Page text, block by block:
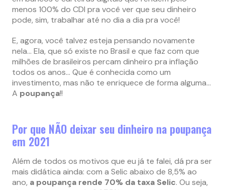
menos 100% do CDI pra você ver que seu dinheiro
pode, sim, trabalhar até no dia a dia pra você!
E, agora, você talvez esteja pensando novamente
nela… Ela, que só existe no Brasil e que faz com que
milhões de brasileiros percam dinheiro pra inflação
todos os anos… Que é conhecida como um
investimento, mas não te enriquece de forma alguma…
A poupança!!
Por que NÃO deixar seu dinheiro na poupança
em 2021
Além de todos os motivos que eu já te falei, dá pra ser
mais didática ainda: com a Selic abaixo de 8,5% ao
ano, a poupança rende 70% da taxa Selic. Ou seja,